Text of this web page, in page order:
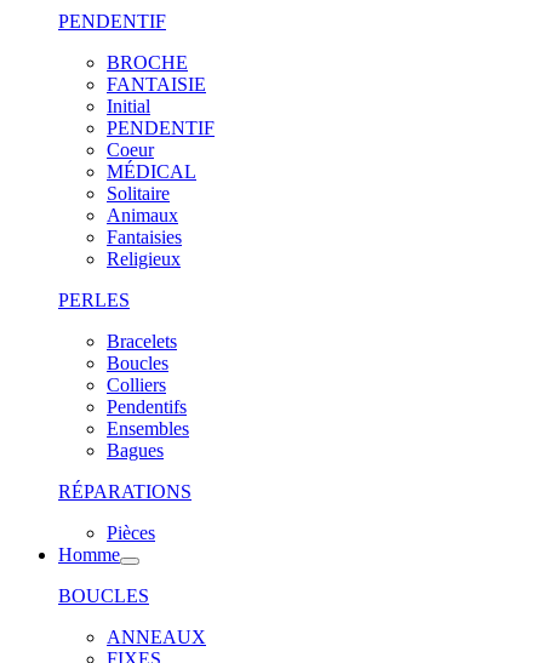
PENDENTIF
BROCHE
FANTAISIE
Initial
PENDENTIF
Coeur
MÉDICAL
Solitaire
Animaux
Fantaisies
Religieux
PERLES
Bracelets
Boucles
Colliers
Pendentifs
Ensembles
Bagues
RÉPARATIONS
Pièces
Homme
BOUCLES
ANNEAUX
FIXES